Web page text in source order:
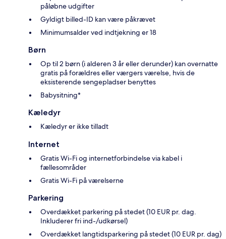
påløbne udgifter
Gyldigt billed-ID kan være påkrævet
Minimumsalder ved indtjekning er 18
Børn
Op til 2 børn (i alderen 3 år eller derunder) kan overnatte
gratis på forældres eller værgers værelse, hvis de
eksisterende sengepladser benyttes
Babysitning*
Kæledyr
Kæledyr er ikke tilladt
Internet
Gratis Wi-Fi og internetforbindelse via kabel i
fællesområder
Gratis Wi-Fi på værelserne
Parkering
Overdækket parkering på stedet (10 EUR pr. dag.
Inkluderer fri ind-/udkørsel)
Overdækket langtidsparkering på stedet (10 EUR pr. dag)